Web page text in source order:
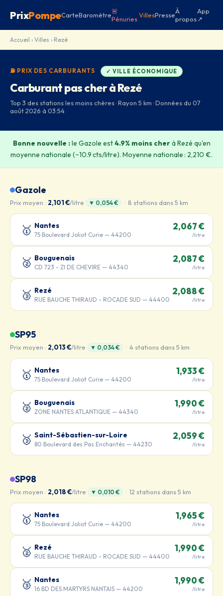
PrixPompeCarteBaromètre🚨
Pénuries VillesPresseÀ
propos
App
↗
Accueil › Villes › Rezé
⛽ PRIX DES CARBURANTS ✓ VILLE ÉCONOMIQUE
Carburant pas cher à Rezé
Top 3 des stations les moins chères · Rayon 5 km · Données du 07
août 2026 à 03:54
Bonne nouvelle :le Gazole est4.9% moins cherà Rezé qu'en
moyenne nationale (−10.9 cts/litre). Moyenne nationale : 2,210 €.
Gazole
Prix moyen : 2,101 €/litre ▼ 0,054 € · 8 stations dans 5 km
🥇 Nantes
75 Boulevard Joliot Curie — 44200
2,067 €
/litre
🥈 Bouguenais
CD 723 - ZI DE CHEVIRE — 44340
2,087 €
/litre
🥉 Rezé
RUE BAUCHE THIRAUD - ROCADE SUD — 44400
2,088 €
/litre
SP95
Prix moyen : 2,013 €/litre ▼ 0,034 € · 4 stations dans 5 km
🥇 Nantes
75 Boulevard Joliot Curie — 44200
1,933 €
/litre
🥈 Bouguenais
ZONE NANTES ATLANTIQUE — 44340
1,990 €
/litre
🥉 Saint-Sébastien-sur-Loire
80 Boulevard des Pas Enchantés — 44230
2,059 €
/litre
SP98
Prix moyen : 2,018 €/litre ▼ 0,010 € · 12 stations dans 5 km
🥇 Nantes
75 Boulevard Joliot Curie — 44200
1,965 €
/litre
🥈 Rezé
RUE BAUCHE THIRAUD - ROCADE SUD — 44400
1,990 €
/litre
🥉 Nantes
16 BD DES MARTYRS NANTAIS — 44200
1,990 €
/litre